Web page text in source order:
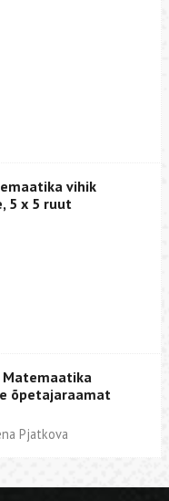
vihik
5 x 5 ruut
õpetajaraamat
Pjatkova